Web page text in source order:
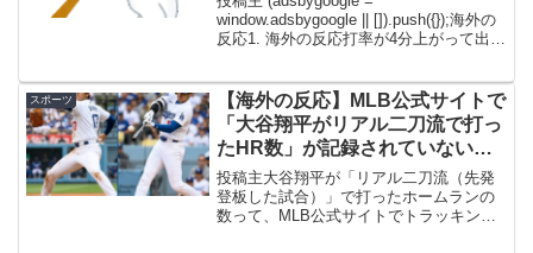
らは考えられなかったわ」
window.adsbygoogle || []).push({});海外の
反応1. 海外の反応打率が4分上がって出塁
もっと...
スポーツ
【海外の反応】MLB公式サイトで
「大谷翔平がリアル二刀流で打っ
たHR数」が記録されていないん
だが → 「レアケース過ぎてエン
ジニアが機能実装を渋ってるんだ
ろうな」「大谷ルールで投手であ
投稿主大谷翔平が「リアル二刀流（先発
登板した試合）」で打ったホームランの
数って、MLB公式サイトでトラッキング